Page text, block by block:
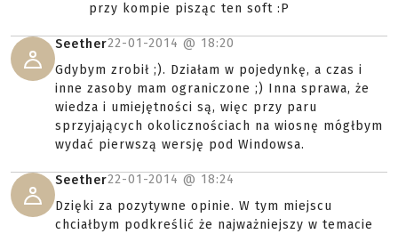
przy kompie pisząc ten soft :P
Seether22-01-2014 @ 18:20
Gdybym zrobił ;). Działam w pojedynkę, a czas i
inne zasoby mam ograniczone ;) Inna sprawa, że
wiedza i umiejętności są, więc przy paru
sprzyjających okolicznościach na wiosnę mógłbym
wydać pierwszą wersję pod Windowsa.
Seether22-01-2014 @ 18:24
Dzięki za pozytywne opinie. W tym miejscu
chciałbym podkreślić że najważniejszy w temacie